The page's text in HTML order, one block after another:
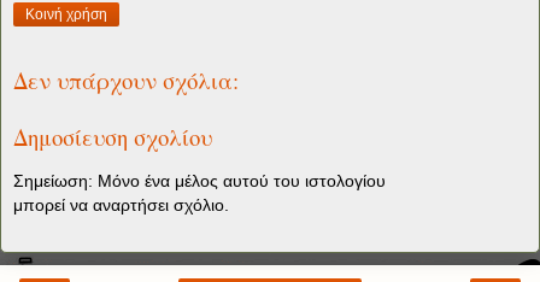
Κοινή χρήση
Δεν υπάρχουν σχόλια:
Δημοσίευση σχολίου
Σημείωση: Μόνο ένα μέλος αυτού του ιστολογίου
μπορεί να αναρτήσει σχόλιο.